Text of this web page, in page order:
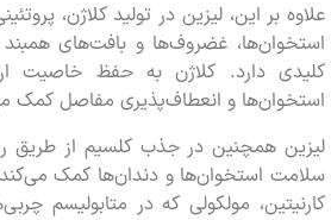
بر این، لیزین در تولید کلاژن، پروتئینی
غضروف‌ها و بافت‌های همبند را
دارد. کلاژن به حفظ خاصیت
و انعطاف‌پذیری مفاصل کمک
همچنین در جذب کلسیم از طریق روده
استخوان‌ها و دندان‌ها کمک می‌کند. این
مولکولی که در متابولیسم چربی‌ها